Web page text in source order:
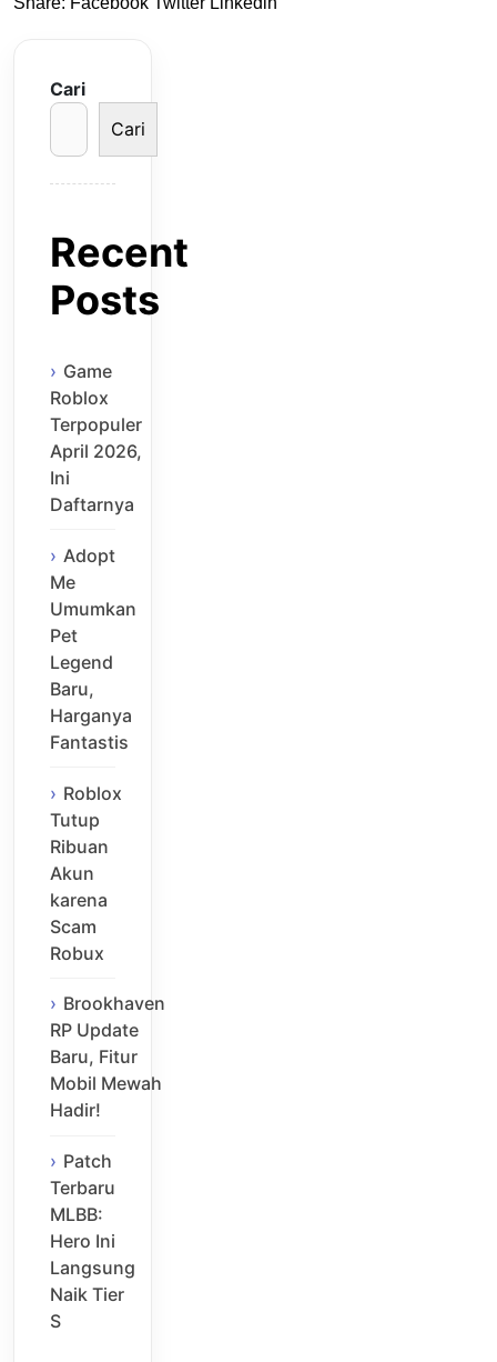
Cari
Cari
Recent
Posts
Game
Roblox
Terpopuler
April 2026,
Ini
Daftarnya
Adopt
Me
Umumkan
Pet
Legend
Baru,
Harganya
Fantastis
Roblox
Tutup
Ribuan
Akun
karena
Scam
Robux
Brookhaven
RP Update
Baru, Fitur
Mobil Mewah
Hadir!
Patch
Terbaru
MLBB:
Hero Ini
Langsung
Naik Tier
S